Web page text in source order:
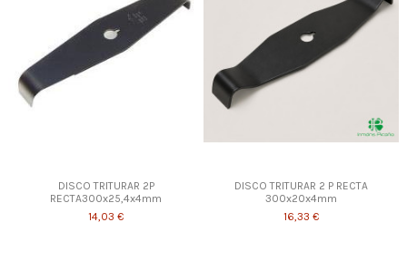
DISCO TRITURAR 2P
RECTA300x25,4x4mm
14,03 €
DISCO TRITURAR 2 P RECTA
300x20x4mm
16,33 €